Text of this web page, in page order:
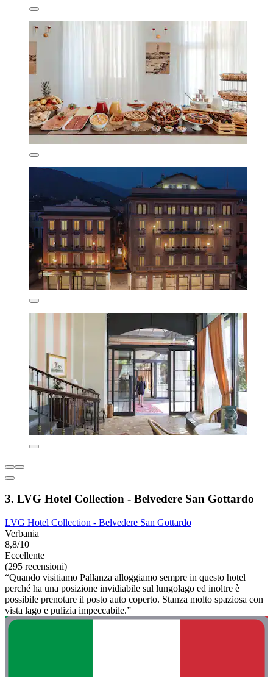
3. LVG Hotel Collection - Belvedere San Gottardo
LVG Hotel Collection - Belvedere San Gottardo
Verbania
8,8/10
Eccellente
(295 recensioni)
“Quando visitiamo Pallanza alloggiamo sempre in questo hotel
perché ha una posizione invidiabile sul lungolago ed inoltre è
possibile prenotare il posto auto coperto. Stanza molto spaziosa con
vista lago e pulizia impeccabile.”